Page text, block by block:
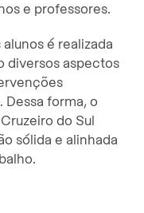
e professores.
é realizada
diversos aspectos
Dessa forma, o
do Sul
sólida e alinhada